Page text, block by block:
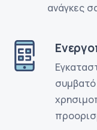
ανάγκες
συμβατό